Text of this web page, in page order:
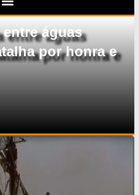
águas
por honra e